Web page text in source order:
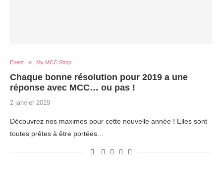
Event My MCC Shop
Chaque bonne résolution pour 2019 a une
réponse avec MCC… ou pas !
2 janvier 2019
Découvrez nos maximes pour cette nouvelle année ! Elles sont
toutes prêtes à être portées…